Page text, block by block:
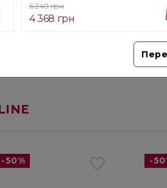
-50% -
6 240 грн
4 368 грн